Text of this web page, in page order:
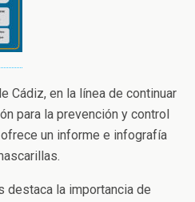
Cádiz, en la línea de continuar
para la prevención y control
un informe e infografía
destaca la importancia de